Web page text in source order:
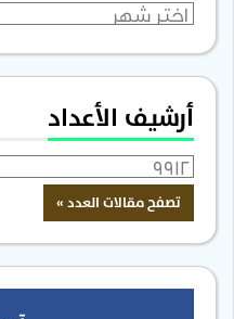
الأرشيف
أرشيف الأعداد